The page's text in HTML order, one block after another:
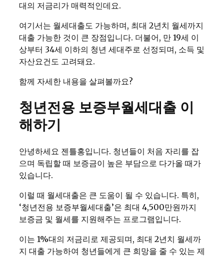
대의 저금리가 매력적인데요.
여기서는 월세대출도 가능하며, 최대 2년치 월세까지
대출 가능한 것이 큰 장점입니다. 더불어, 만 19세 이
상부터 34세 이하의 청년 세대주로 선정되며, 소득 및
자산요건도 고려돼요.
함께 자세한 내용을 살펴볼까요?
청년전용 보증부월세대출 이
해하기
안녕하세요 젠틀홍입니다. 청년들이 처음 자리를 잡
으며 독립할 때 보증금이 높은 부담으로 다가올 때가
있습니다.
이럴 때 월세대출은 큰 도움이 될 수 있습니다. 특히,
‘청년전용 보증부월세대출’은 최대 4,500만원까지
보증금 및 월세를 지원해주는 프로그램입니다.
이는 1%대의 저금리로 제공되며, 최대 2년치 월세까
지 대출 가능하여 청년들에게 큰 희망을 줄 수 있는 제